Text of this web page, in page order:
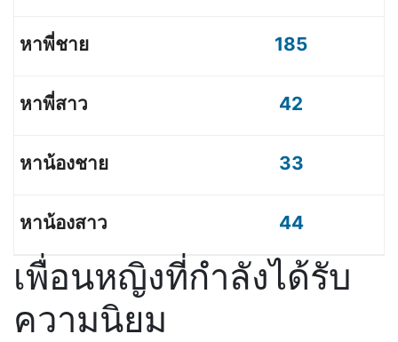
185
42
33
44
เพื่อนหญิงที่กำลังได้รับ
ความนิยม